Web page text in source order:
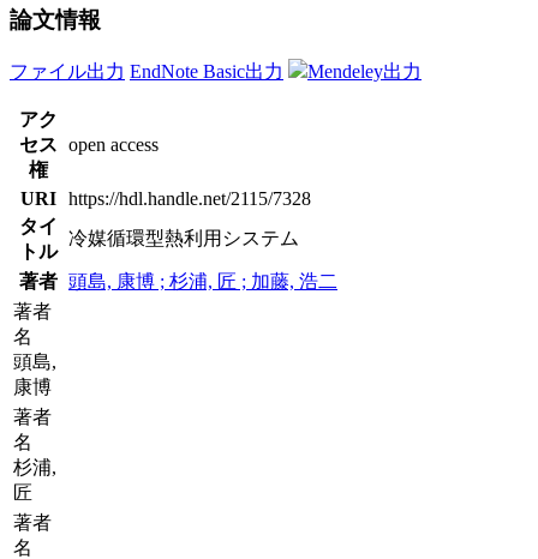
論文情報
ファイル出力 EndNote Basic出力 Mendeley出力
アク
セス
権
open access
URI https://hdl.handle.net/2115/7328
タイ
トル
冷媒循環型熱利用システム
著者 頭島, 康博 ; 杉浦, 匠 ; 加藤, 浩二
著者
名
頭島,
康博
著者
名
杉浦,
匠
著者
名